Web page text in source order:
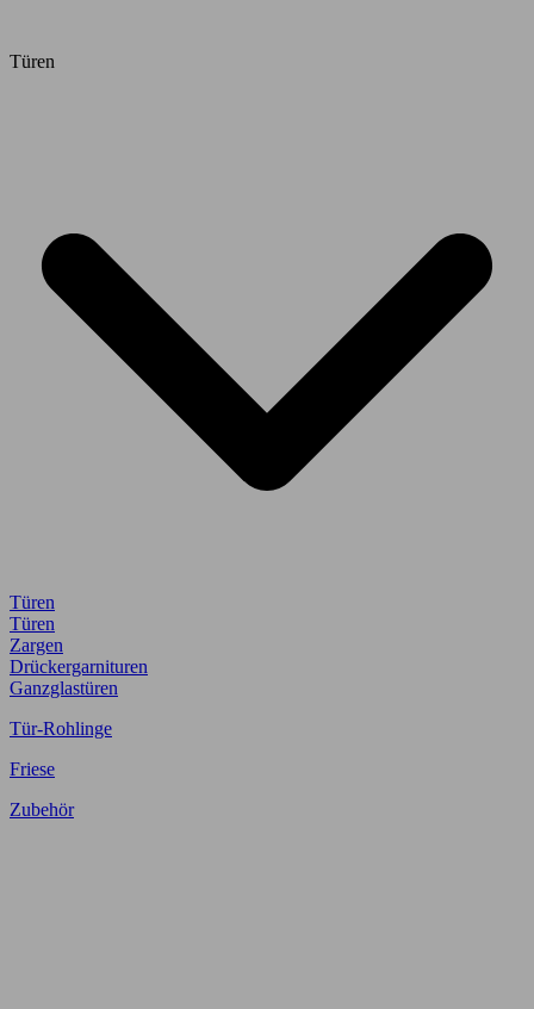
Türen
Türen
Türen
Zargen
Drückergarnituren
Ganzglastüren
Tür-Rohlinge
Friese
Zubehör